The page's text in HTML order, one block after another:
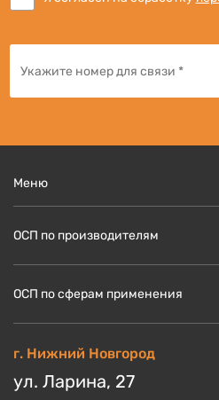
г. Нижний Новгород
ул. Ларина, 27
Меню
Доставка и оплата
ОСБ оптом
Контакты
ОСП по производителям
ОСП Ультралам
ОСП Калевала
Смотреть ещё
ОСП по сферам применения
ОСП для кровли